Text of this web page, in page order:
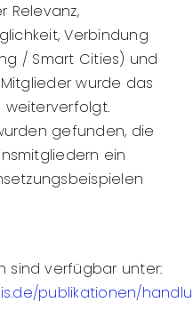
Relevanz,
Verbindung
/ Smart Cities) und
wurde das
weiterverfolgt.
gefunden, die
ein
sind verfügbar unter:
publikationen/